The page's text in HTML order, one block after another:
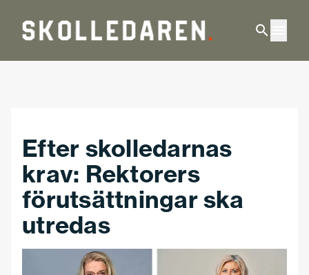
Efter skolledarnas
krav: Rektorers
förutsättningar ska
utredas